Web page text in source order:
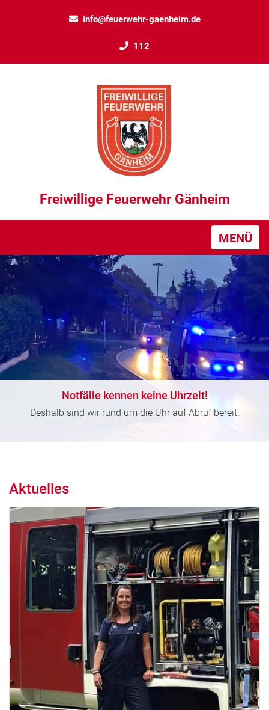
info@feuerwehr-gaenheim.de
112
Freiwillige Feuerwehr Gänheim
MENÜ
Notfälle kennen keine Uhrzeit!
Deshalb sind wir rund um die Uhr auf Abruf bereit.
Aktuelles